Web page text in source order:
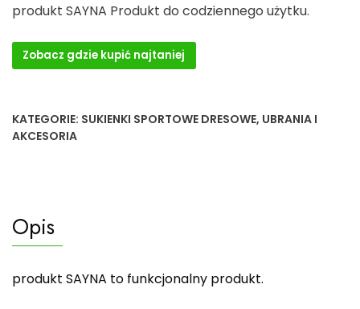
produkt SAYNA Produkt do codziennego użytku.
Zobacz gdzie kupić najtaniej
KATEGORIE: SUKIENKI SPORTOWE DRESOWE, UBRANIA I
AKCESORIA
Opis
produkt SAYNA to funkcjonalny produkt.